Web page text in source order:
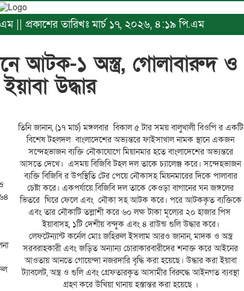
|| প্রকাশের তারিখঃ মার্চ ১৭, ২০২৬, ৪:১৯ পি.এম
আটক-১ অস্ত্র, গোলাবারুদ ও
উদ্ধার
তিনি জানান, (১৭ মার্চ) মঙ্গলবার বিকাল ৫ টার সময় বালুখালী বিওপি র একটি
বিশেষ টহলদল বাংলাদেশের অভ্যন্তরে ফাইসাখাল নামক স্থানে একজন
সন্দেহভাজন ব্যক্তি নৌকাযোগে মিয়ানমার হতে বাংলাদেশের অভ্যন্তরে
আসতে দেখে। এসময় বিজিবি টহল দল তাকে চ্যালেঞ্জ করে। সন্দেহভাজন
ব্যক্তি বিজিবি র উপস্থিতি টের পেয়ে নৌকাসহ মিয়নমারের দিকে পালাবার
চেষ্টা করে। একপর্যায়ে বিজিবি দল তাকে কেওড়া বাগানের ঘন জঙ্গলের
ভিতরে ঘিরে ফেলে এবং নৌকা সহ আটক করে। পরে আটককৃত ব্যক্তিকে
এবং তার নৌকাটি তল্লাশী করে ৬০ লক্ষ টাকা মূল্যের ২০ হাজার পিস
ইয়াবাসহ, ১টি দেশীয় বন্দুক এবং ৪ রাউন্ড গুলি উদ্ধার করে।
লেফটেন্যান্ট কর্নেল মোঃ জহিরুল ইসলাম আরও জানান, মাদক ও অস্ত্র
সরবরাহকারী এবং জড়িত অন্যান্য চোরাকারবারীদের শনাক্ত করে আইনের
আওতায় আনতে গোয়েন্দা নজরদারি বৃদ্ধি করা হয়েছে। উদ্ধার করা ইয়াবা
ট্যাবলেট, অস্ত্র ও গুলি এবং গ্রেফতারকৃত আসামীর বিরুদ্ধে আইনগত ব্যবস্থা
গ্রহণ করে উখিয়া থানায় হস্তান্তর করা হয়েছে ।